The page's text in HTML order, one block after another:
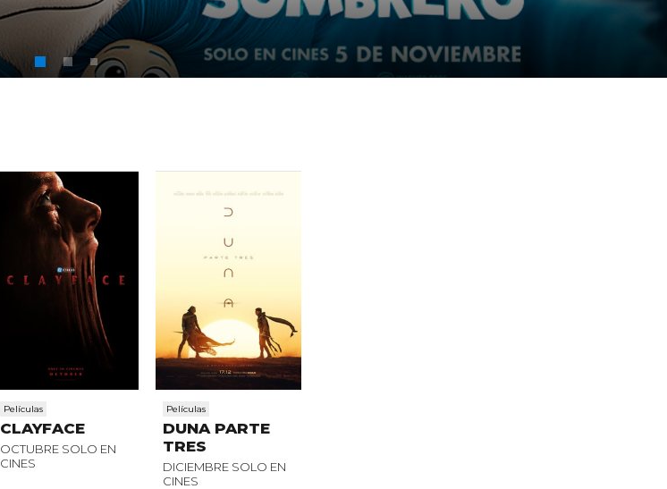
Películas
CLAYFACE
OCTUBRE SOLO EN
CINES
Películas
DUNA PARTE
TRES
DICIEMBRE SOLO EN
CINES